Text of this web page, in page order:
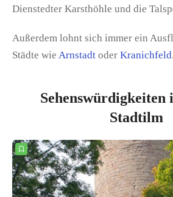
Dienstedter Karsthöhle und die
Außerdem lohnt sich immer ein
Städte wie Arnstadt oder Kranichfeld.
Sehenswürdigkeiten
Stadtilm